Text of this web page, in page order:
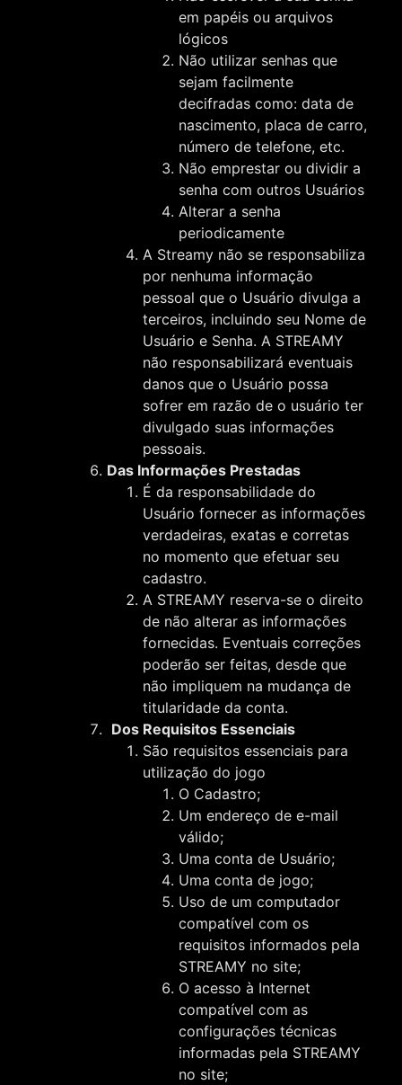
em papéis ou arquivos
lógicos
Não utilizar senhas que
sejam facilmente
decifradas como: data de
nascimento, placa de carro,
número de telefone, etc.
Não emprestar ou dividir a
senha com outros Usuários
Alterar a senha
periodicamente
A Streamy não se responsabiliza
por nenhuma informação
pessoal que o Usuário divulga a
terceiros, incluindo seu Nome de
Usuário e Senha. A STREAMY
não responsabilizará eventuais
danos que o Usuário possa
sofrer em razão de o usuário ter
divulgado suas informações
pessoais.
Das Informações Prestadas
É da responsabilidade do
Usuário fornecer as informações
verdadeiras, exatas e corretas
no momento que efetuar seu
cadastro.
A STREAMY reserva-se o direito
de não alterar as informações
fornecidas. Eventuais correções
poderão ser feitas, desde que
não impliquem na mudança de
titularidade da conta.
Dos Requisitos Essenciais
São requisitos essenciais para
utilização do jogo
O Cadastro;
Um endereço de e-mail
válido;
Uma conta de Usuário;
Uma conta de jogo;
Uso de um computador
compatível com os
requisitos informados pela
STREAMY no site;
O acesso à Internet
compatível com as
configurações técnicas
informadas pela STREAMY
no site;